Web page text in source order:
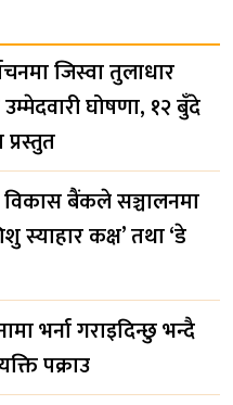
जिस्वा तुलाधार
घोषणा, १२ बुँदे
प्रस्तुत
विकास बैंकले सञ्चालनमा
स्याहार कक्ष’ तथा ‘डे
भर्ना गराइदिन्छु भन्दै
पक्राउ